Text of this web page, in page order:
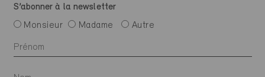
S’abonner à la newsletter
Monsieur
Madame Autre